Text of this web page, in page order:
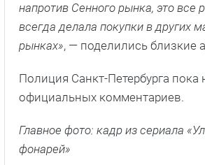
напротив Сенного рынка, это
всегда делала покупки в других
рынках», — поделились близкие
Полиция Санкт-Петербурга пока
официальных комментариев.
Главное фото: кадр из сериала
фонарей»